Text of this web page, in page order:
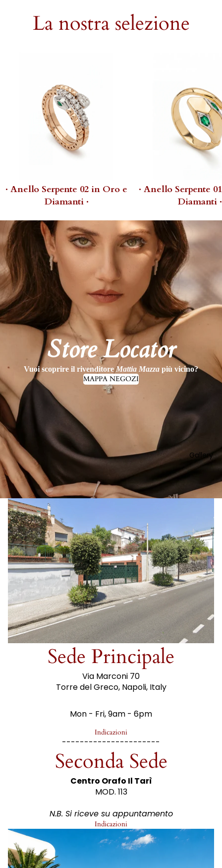
Gallery
La nostra selezione
· Anello Serpente 02 in Oro e
Diamanti ·
· Anello Serpente
Diamanti ·
Store Locator
Vuoi scoprire il rivenditoreMattia Mazza più vicino?
MAPPA NEGOZI
Sede Principale
Via Marconi 70
Torre del Greco, Napoli, Italy
Mon - Fri, 9am - 6pm
Indicazioni
----------------------
Seconda Sede
Centro Orafo Il Tarì
MOD. 113
N.B. Si riceve su appuntamento
Indicazioni